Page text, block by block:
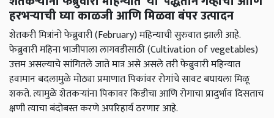
हरभऱ्याची घ्या काळजी आणि मिळवा बंपर उत्पादन
शेतकरी मित्रांनो फेब्रुवारी (February) महिन्याची सुरुवात झाली आहे.
फेब्रुवारी महिना भाजीपाला लागवडीसाठी (Cultivation of vegetables)
उत्तम असल्याचे सांगितले जाते मात्र असे असले तरी फेब्रुवारी महिन्यात
हवामान बदलामुळे मोठ्या प्रमाणात पिकांवर रोगांचे सावट बघायला मिळू
शकते. त्यामुळे शेतकऱ्यांना पिकावर किडीचा आणि रोगाचा प्रादुर्भाव दिसताच
क्षणी त्याचा बंदोबस्त करणे अपरिहार्य ठरणार आहे.